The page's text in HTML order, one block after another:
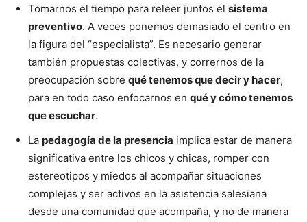
Tomarnos el tiempo para releer juntos el sistema
preventivo. A veces ponemos demasiado el centro en
la figura del “especialista”. Es necesario generar
también propuestas colectivas, y corrernos de la
preocupación sobre qué tenemos que decir y hacer,
para en todo caso enfocarnos en qué y cómo tenemos
que escuchar.
La pedagogía de la presencia implica estar de manera
significativa entre los chicos y chicas, romper con
estereotipos y miedos al acompañar situaciones
complejas y ser activos en la asistencia salesiana
desde una comunidad que acompaña, y no de manera